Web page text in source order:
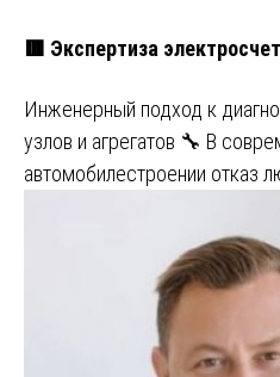
🟥 Экспертиза
Инженерный подход к
узлов и агрегатов 🔧 В
автомобилестроении отказ